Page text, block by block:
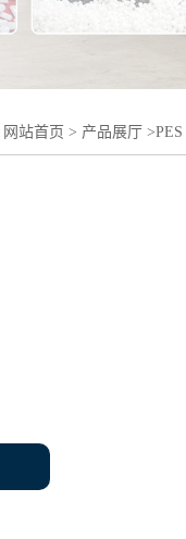
网站首页 > 产品展厅 >PES